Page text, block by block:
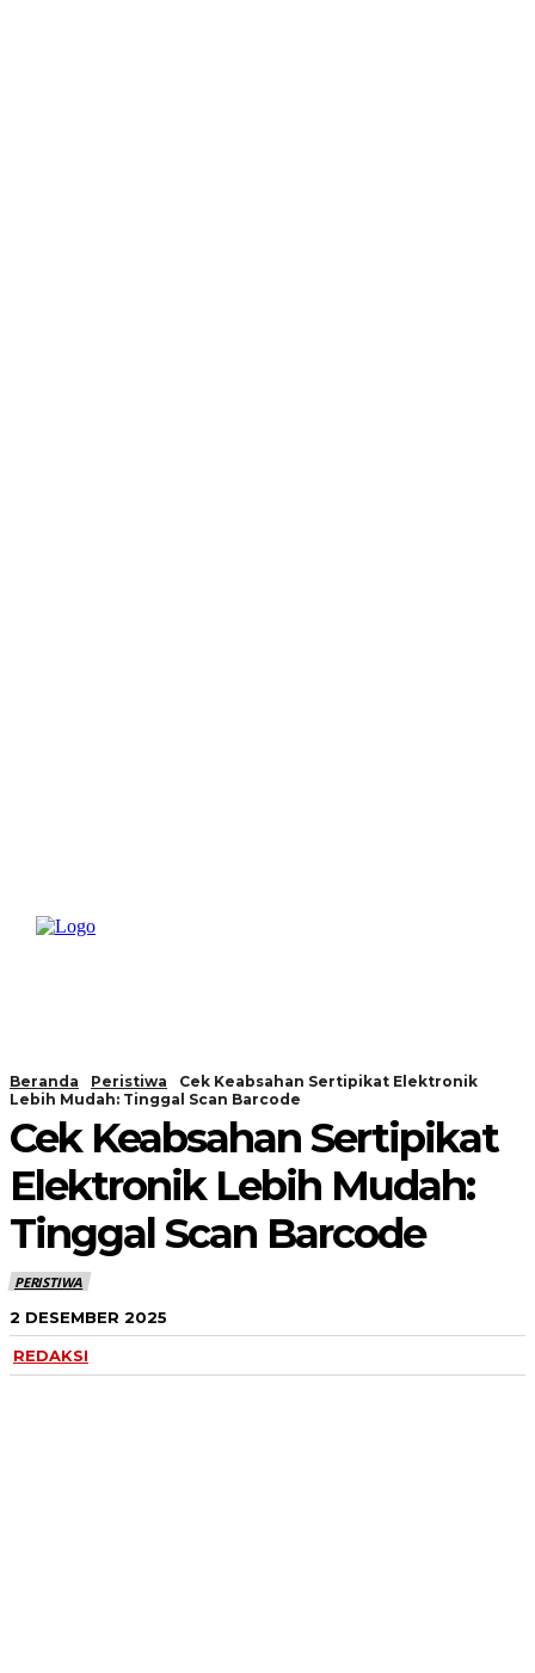
Beranda Peristiwa
Cek Keabsahan Sertipikat Elektronik
Lebih Mudah: Tinggal Scan Barcode
Cek Keabsahan Sertipikat
Elektronik Lebih Mudah:
Tinggal Scan Barcode
PERISTIWA
2 DESEMBER 2025
REDAKSI